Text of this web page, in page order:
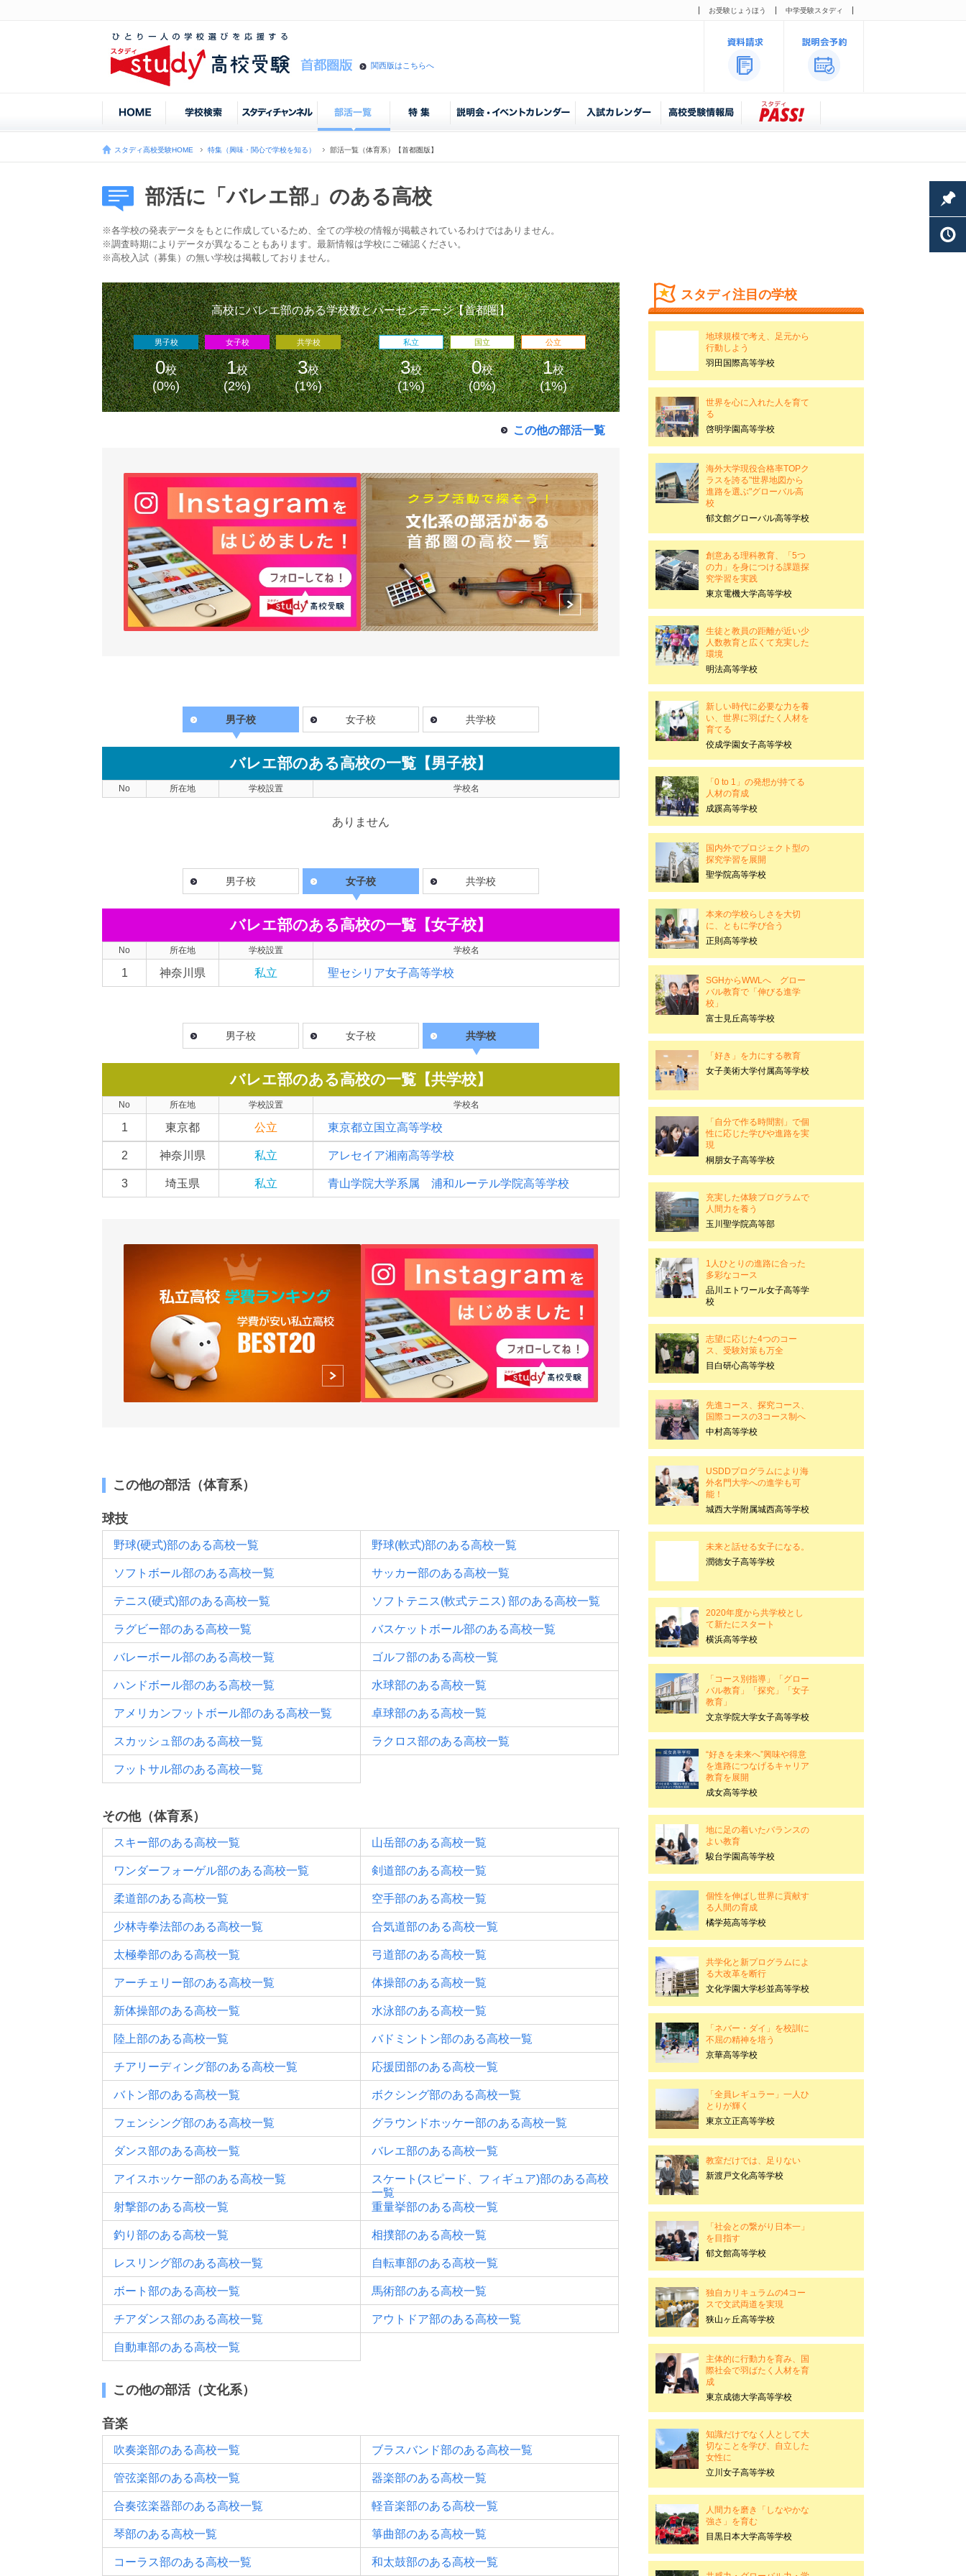
お受験じょうほう 中学受験スタディ
関西版はこちらへ
スタディ高校受験HOME 特集（興味・関心で学校を知る） 部活一覧（体育系）【首都圏版】
部活に「バレエ部」のある高校
※各学校の発表データをもとに作成しているため、全ての学校の情報が掲載されているわけではありません。
※調査時期によりデータが異なることもあります。最新情報は学校にご確認ください。
※高校入試（募集）の無い学校は掲載しておりません。
高校にバレエ部のある学校数とパーセンテージ【首都圏】
男子校
0校
(0%)
女子校
1校
(2%)
共学校
3校
(1%)
私立
3校
(1%)
国立
0校
(0%)
公立
1校
(1%)
この他の部活一覧
男子校 女子校 共学校
バレエ部のある高校の一覧【男子校】
No 所在地 学校設置 学校名
ありません
男子校 女子校 共学校
バレエ部のある高校の一覧【女子校】
No 所在地 学校設置 学校名
1 神奈川県 私立 聖セシリア女子高等学校
男子校 女子校 共学校
バレエ部のある高校の一覧【共学校】
No 所在地 学校設置 学校名
1 東京都 公立 東京都立国立高等学校
2 神奈川県 私立 アレセイア湘南高等学校
3 埼玉県 私立 青山学院大学系属 浦和ルーテル学院高等学校
この他の部活（体育系）
球技
野球(硬式)部のある高校一覧 野球(軟式)部のある高校一覧
ソフトボール部のある高校一覧 サッカー部のある高校一覧
テニス(硬式)部のある高校一覧 ソフトテニス(軟式テニス) 部のある高校一覧
ラグビー部のある高校一覧 バスケットボール部のある高校一覧
バレーボール部のある高校一覧 ゴルフ部のある高校一覧
ハンドボール部のある高校一覧 水球部のある高校一覧
アメリカンフットボール部のある高校一覧 卓球部のある高校一覧
スカッシュ部のある高校一覧 ラクロス部のある高校一覧
フットサル部のある高校一覧
その他（体育系）
スキー部のある高校一覧 山岳部のある高校一覧
ワンダーフォーゲル部のある高校一覧 剣道部のある高校一覧
柔道部のある高校一覧 空手部のある高校一覧
少林寺拳法部のある高校一覧 合気道部のある高校一覧
太極拳部のある高校一覧 弓道部のある高校一覧
アーチェリー部のある高校一覧 体操部のある高校一覧
新体操部のある高校一覧 水泳部のある高校一覧
陸上部のある高校一覧 バドミントン部のある高校一覧
チアリーディング部のある高校一覧 応援団部のある高校一覧
バトン部のある高校一覧 ボクシング部のある高校一覧
フェンシング部のある高校一覧 グラウンドホッケー部のある高校一覧
ダンス部のある高校一覧 バレエ部のある高校一覧
アイスホッケー部のある高校一覧
スケート(スピード、フィギュア)部のある高校
一覧
射撃部のある高校一覧
重量挙部のある高校一覧
釣り部のある高校一覧 相撲部のある高校一覧
レスリング部のある高校一覧 自転車部のある高校一覧
ボート部のある高校一覧 馬術部のある高校一覧
チアダンス部のある高校一覧 アウトドア部のある高校一覧
自動車部のある高校一覧
この他の部活（文化系）
音楽
吹奏楽部のある高校一覧 ブラスバンド部のある高校一覧
管弦楽部のある高校一覧 器楽部のある高校一覧
合奏弦楽器部のある高校一覧 軽音楽部のある高校一覧
琴部のある高校一覧 箏曲部のある高校一覧
コーラス部のある高校一覧 和太鼓部のある高校一覧
スタディ注目の学校
地球規模で考え、足元から
行動しよう
羽田国際高等学校
世界を心に入れた人を育て
る
啓明学園高等学校
海外大学現役合格率TOPク
ラスを誇る"世界地図から
進路を選ぶ"グローバル高
校
郁文館グローバル高等学校
創意ある理科教育、「5つ
の力」を身につける課題探
究学習を実践
東京電機大学高等学校
生徒と教員の距離が近い少
人数教育と広くて充実した
環境
明法高等学校
新しい時代に必要な力を養
い、世界に羽ばたく人材を
育てる
佼成学園女子高等学校
「0 to 1」の発想が持てる
人材の育成
成蹊高等学校
国内外でプロジェクト型の
探究学習を展開
聖学院高等学校
本来の学校らしさを大切
に、ともに学び合う
正則高等学校
SGHからWWLへ グロー
バル教育で「伸びる進学
校」
富士見丘高等学校
「好き」を力にする教育
女子美術大学付属高等学校
「自分で作る時間割」で個
性に応じた学びや進路を実
現
桐朋女子高等学校
充実した体験プログラムで
人間力を養う
玉川聖学院高等部
1人ひとりの進路に合った
多彩なコース
品川エトワール女子高等学
校
志望に応じた4つのコー
ス、受験対策も万全
目白研心高等学校
先進コース、探究コース、
国際コースの3コース制へ
中村高等学校
USDDプログラムにより海
外名門大学への進学も可
能！
城西大学附属城西高等学校
未来と話せる女子になる。
潤徳女子高等学校
2020年度から共学校とし
て新たにスタート
横浜高等学校
「コース別指導」「グロー
バル教育」「探究」「女子
教育」
文京学院大学女子高等学校
“好きを未来へ”興味や得意
を進路につなげるキャリア
教育を展開
成女高等学校
地に足の着いたバランスの
よい教育
駿台学園高等学校
個性を伸ばし世界に貢献す
る人間の育成
橘学苑高等学校
共学化と新プログラムによ
る大改革を断行
文化学園大学杉並高等学校
「ネバー・ダイ」を校訓に
不屈の精神を培う
京華高等学校
「全員レギュラー」一人ひ
とりが輝く
東京立正高等学校
教室だけでは、足りない
新渡戸文化高等学校
「社会との繋がり日本一」
を目指す
郁文館高等学校
独自カリキュラムの4コー
スで文武両道を実現
狭山ヶ丘高等学校
主体的に行動力を育み、国
際社会で羽ばたく人材を育
成
東京成徳大学高等学校
知識だけでなく人として大
切なことを学び、自立した
女性に
立川女子高等学校
人間力を磨き「しなやかな
強さ」を育む
目黒日本大学高等学校